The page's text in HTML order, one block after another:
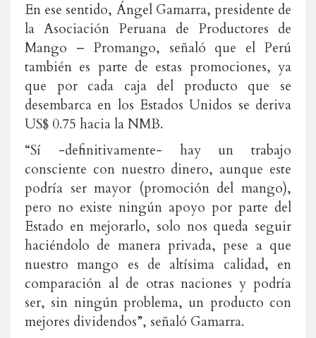
En ese sentido, Ángel Gamarra, presidente de
la Asociación Peruana de Productores de
Mango – Promango, señaló que el Perú
también es parte de estas promociones, ya
que por cada caja del producto que se
desembarca en los Estados Unidos se deriva
US$ 0.75 hacia la NMB.
“Sí -definitivamente- hay un trabajo
consciente con nuestro dinero, aunque este
podría ser mayor (promoción del mango),
pero no existe ningún apoyo por parte del
Estado en mejorarlo, solo nos queda seguir
haciéndolo de manera privada, pese a que
nuestro mango es de altísima calidad, en
comparación al de otras naciones y podría
ser, sin ningún problema, un producto con
mejores dividendos”, señaló Gamarra.